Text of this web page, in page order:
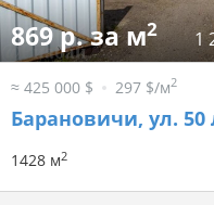
869 р. за м2 1
≈ 425 000 $ 297 $/м2
Барановичи, ул. 50
1428 м2